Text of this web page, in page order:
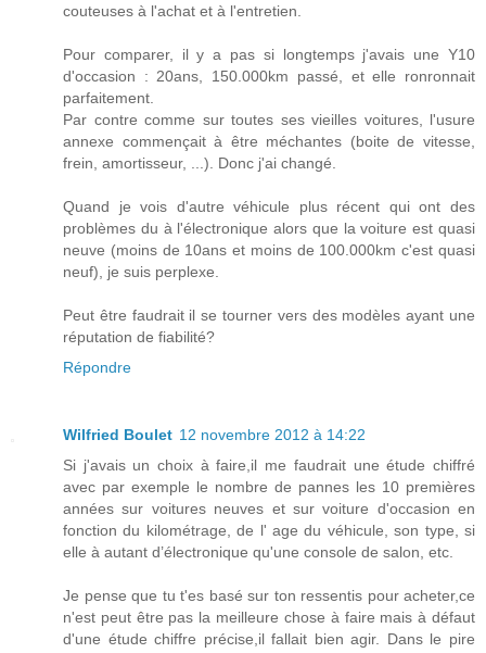
couteuses à l'achat et à l'entretien.
Pour comparer, il y a pas si longtemps j'avais une Y10
d'occasion : 20ans, 150.000km passé, et elle ronronnait
parfaitement.
Par contre comme sur toutes ses vieilles voitures, l'usure
annexe commençait à être méchantes (boite de vitesse,
frein, amortisseur, ...). Donc j'ai changé.
Quand je vois d'autre véhicule plus récent qui ont des
problèmes du à l'électronique alors que la voiture est quasi
neuve (moins de 10ans et moins de 100.000km c'est quasi
neuf), je suis perplexe.
Peut être faudrait il se tourner vers des modèles ayant une
réputation de fiabilité?
Répondre
Wilfried Boulet 12 novembre 2012 à 14:22
Si j'avais un choix à faire,il me faudrait une étude chiffré
avec par exemple le nombre de pannes les 10 premières
années sur voitures neuves et sur voiture d'occasion en
fonction du kilométrage, de l' age du véhicule, son type, si
elle à autant d’électronique qu'une console de salon, etc.
Je pense que tu t'es basé sur ton ressentis pour acheter,ce
n'est peut être pas la meilleure chose à faire mais à défaut
d'une étude chiffre précise,il fallait bien agir. Dans le pire